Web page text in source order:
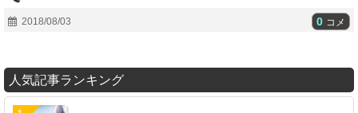
2018/08/03 0 コメ
人気記事ランキング